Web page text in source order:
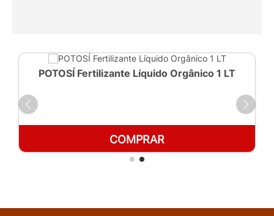
POTOSÍ Fertilizante Líquido Orgânico 1 LT
COMPRAR